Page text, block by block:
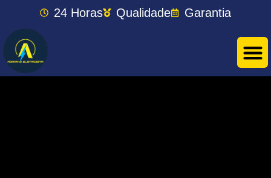
24 Horas Qualidade Garantia